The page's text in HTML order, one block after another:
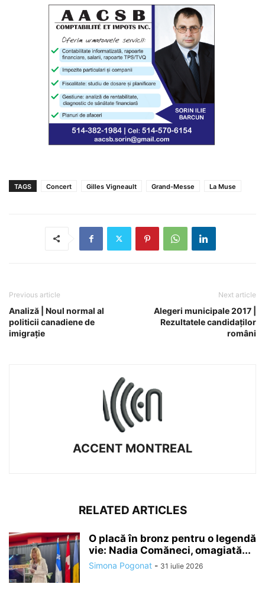
TAGS Concert Gilles Vigneault Grand-Messe La Muse
Previous article
Analiză | Noul normal al
politicii canadiene de
imigrație
Next article
Alegeri municipale 2017 |
Rezultatele candidaților
români
ACCENT MONTREAL
RELATED ARTICLES
O placă în bronz pentru o legendă
vie: Nadia Comăneci, omagiată...
Simona Pogonat - 31 iulie 2026